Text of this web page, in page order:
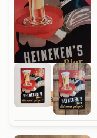
Ruim aanbod